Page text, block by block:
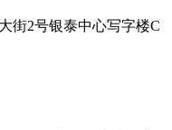
街2号银泰中心写字楼C